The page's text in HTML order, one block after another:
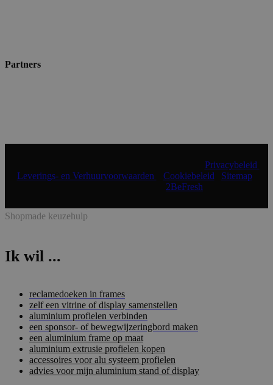
Partners
Privacybeleid
Leverings- en Verhuurvoorwaarden
Cookiebeleid Sitemap|
2BeFresh
Shopmade keuzehulp
Ik wil ...
reclamedoeken in frames
zelf een vitrine of display samenstellen
aluminium profielen verbinden
een sponsor- of bewegwijzeringbord maken
een aluminium frame op maat
aluminium extrusie profielen kopen
accessoires voor alu systeem profielen
advies voor mijn aluminium stand of display